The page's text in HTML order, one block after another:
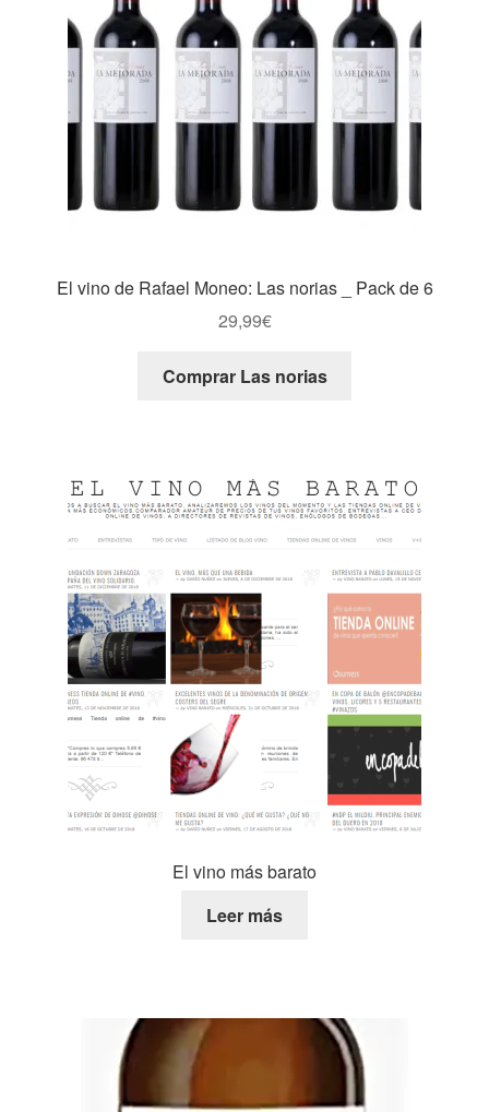
El vino de Rafael Moneo: Las norias _ Pack de 6
29,99€
Comprar Las norias
El vino más barato
Leer más